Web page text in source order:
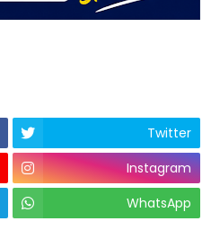
Twitter
Instagram
WhatsApp